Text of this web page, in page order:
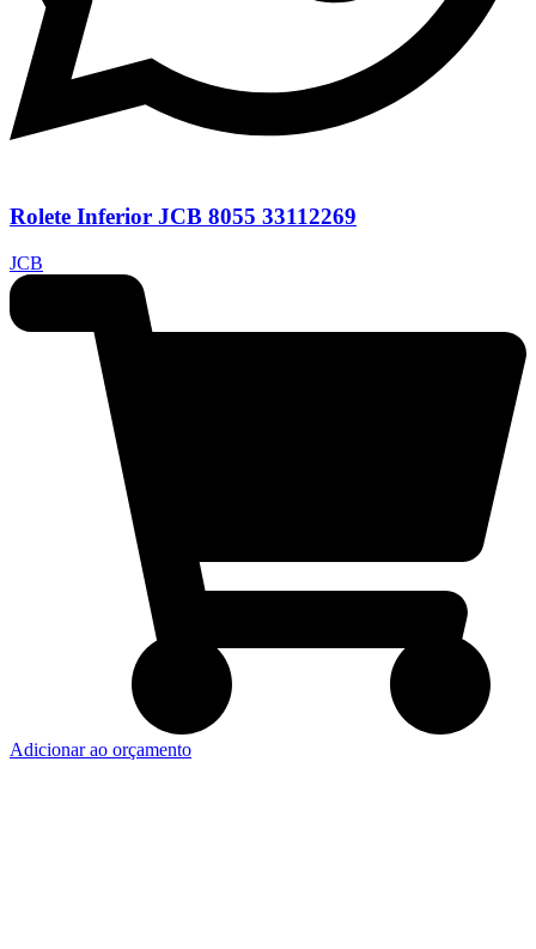
Rolete Inferior JCB 8055 33112269
JCB
Adicionar ao orçamento